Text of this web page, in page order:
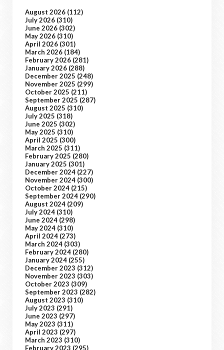
August 2026 (112)
July 2026 (310)
June 2026 (302)
May 2026 (310)
April 2026 (301)
March 2026 (184)
February 2026 (281)
January 2026 (288)
December 2025 (248)
November 2025 (299)
October 2025 (211)
September 2025 (287)
August 2025 (310)
July 2025 (318)
June 2025 (302)
May 2025 (310)
April 2025 (300)
March 2025 (311)
February 2025 (280)
January 2025 (301)
December 2024 (227)
November 2024 (300)
October 2024 (215)
September 2024 (290)
August 2024 (209)
July 2024 (310)
June 2024 (298)
May 2024 (310)
April 2024 (273)
March 2024 (303)
February 2024 (280)
January 2024 (255)
December 2023 (312)
November 2023 (303)
October 2023 (309)
September 2023 (282)
August 2023 (310)
July 2023 (291)
June 2023 (297)
May 2023 (311)
April 2023 (297)
March 2023 (310)
February 2023 (295)